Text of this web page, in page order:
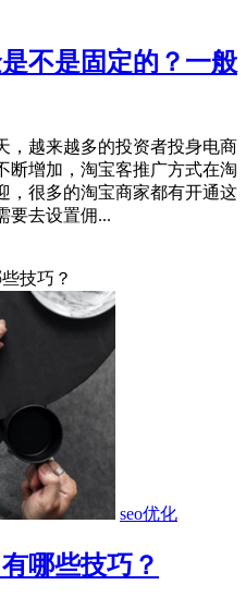
不是固定的？一般
越来越多的投资者投身电商
断增加，淘宝客推广方式在淘
，很多的淘宝商家都有开通这
要去设置佣...
技巧？
seo优化
哪些技巧？